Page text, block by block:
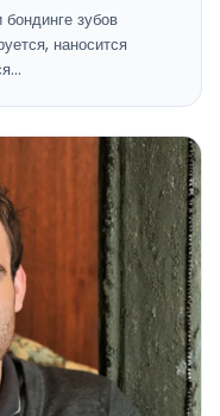
зубов
наносится